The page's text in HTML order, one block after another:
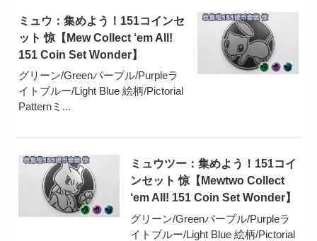
ミュウ：集めよう！151コインセ
ット 惊【Mew Collect ‘em All!
151 Coin Set Wonder】
グリーン/Greenパープル/Purpleラ
イトブルー/Light Blue 絵柄/Pictorial
Patternミ...
ミュウツー：集めよう！151コイ
ンセット 惊【Mewtwo Collect
‘em All! 151 Coin Set Wonder】
グリーン/Greenパープル/Purpleラ
イトブルー/Light Blue 絵柄/Pictorial